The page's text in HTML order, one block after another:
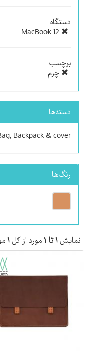
دستگاه :
برچسب :
چرم
دسته‌ها
Backpack & cover
رنگ‌ها
نمایش ۱ تا ۱ مورد از کل ۱